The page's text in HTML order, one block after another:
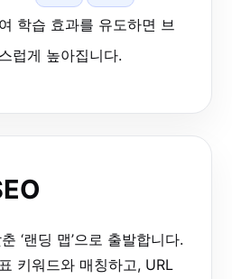
학습 효과를 유도하면 브
럽게 높아집니다.
‘랜딩 맵’으로 출발합니다.
키워드와 매칭하고, URL